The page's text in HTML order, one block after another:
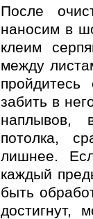
После
наносим в
клеим
между
забить в
наплывов,
потолка,
лишнее.
каждый
быть
достигнут,